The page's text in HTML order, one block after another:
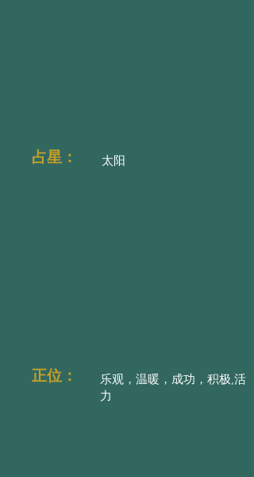
占星： 太阳
正位：
乐观，温暖，成功，积极,活
力